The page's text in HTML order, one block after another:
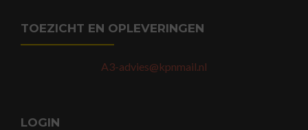
TOEZICHT EN OPLEVERINGEN
A3-advies@kpnmail.nl
LOGIN